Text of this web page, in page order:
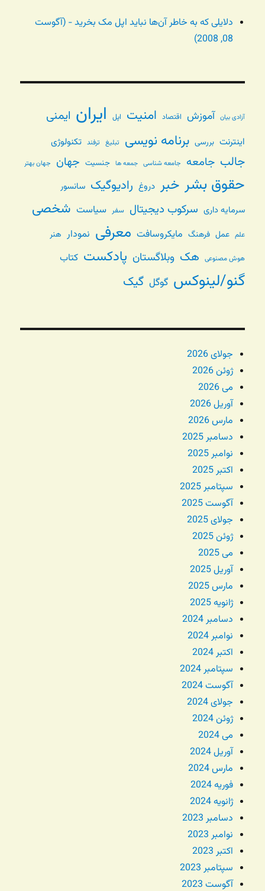
دلایلی که به خاطر آن‌ها نباید اپل مک بخرید - (آگوست
08, 2008)
آزادی بیان آموزش اقتصاد امنیت اپل ایران ایمنی
اینترنت بررسی برنامه نویسی تبلیغ ترفند تکنولوژی
جالب جامعه جامعه شناسی جمعه ها جنسیت جهان جهان بهتر
حقوق بشر خبر دروغ رادیوگیک سانسور
سرمایه داری سرکوب دیجیتال سفر سیاست شخصی
علم عمل فرهنگ مایکروسافت معرفی نمودار هنر
هوش مصنوعی هک وبلاگستان پادکست کتاب
گنو/لینوکس گوگل گیک
جولای 2026
ژوئن 2026
می 2026
آوریل 2026
مارس 2026
دسامبر 2025
نوامبر 2025
اکتبر 2025
سپتامبر 2025
آگوست 2025
جولای 2025
ژوئن 2025
می 2025
آوریل 2025
مارس 2025
ژانویه 2025
دسامبر 2024
نوامبر 2024
اکتبر 2024
سپتامبر 2024
آگوست 2024
جولای 2024
ژوئن 2024
می 2024
آوریل 2024
مارس 2024
فوریه 2024
ژانویه 2024
دسامبر 2023
نوامبر 2023
اکتبر 2023
سپتامبر 2023
آگوست 2023